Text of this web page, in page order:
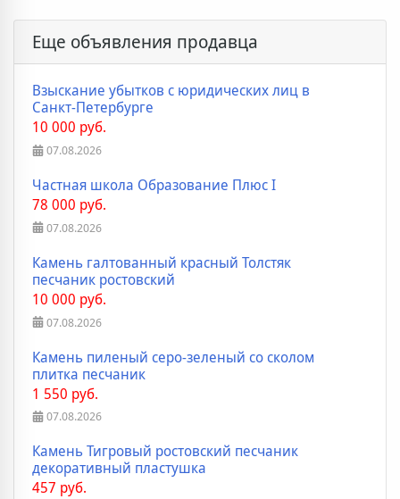
Еще объявления продавца
Взыскание убытков с юридических лиц в
Санкт-Петербурге
10 000 руб.
07.08.2026
Частная школа Образование Плюс I
78 000 руб.
07.08.2026
Камень галтованный красный Толстяк
песчаник ростовский
10 000 руб.
07.08.2026
Камень пиленый серо-зеленый со сколом
плитка песчаник
1 550 руб.
07.08.2026
Камень Тигровый ростовский песчаник
декоративный пластушка
457 руб.